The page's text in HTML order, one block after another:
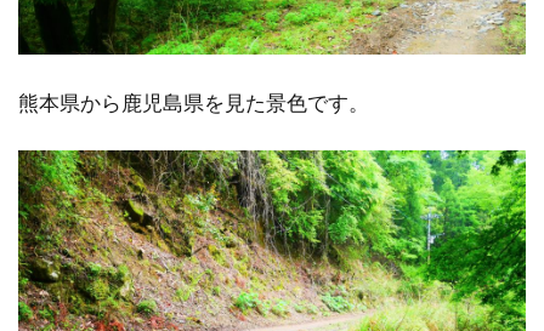
熊本県から鹿児島県を見た景色です。